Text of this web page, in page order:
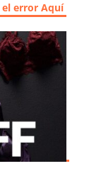
el error Aquí